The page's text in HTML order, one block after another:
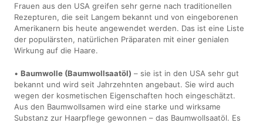
Frauen aus den USA greifen sehr gerne nach traditionellen
Rezepturen, die seit Langem bekannt und von eingeborenen
Amerikanern bis heute angewendet werden. Das ist eine Liste
der populärsten, natürlichen Präparaten mit einer genialen
Wirkung auf die Haare.
•Baumwolle (Baumwollsaatöl) – sie ist in den USA sehr gut
bekannt und wird seit Jahrzehnten angebaut. Sie wird auch
wegen der kosmetischen Eigenschaften hoch eingeschätzt.
Aus den Baumwollsamen wird eine starke und wirksame
Substanz zur Haarpflege gewonnen – das Baumwollsaatöl. Es